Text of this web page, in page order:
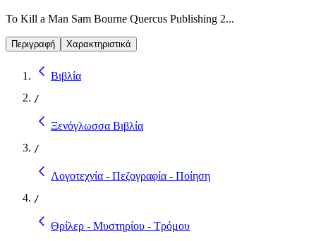
To Kill a Man Sam Bourne Quercus Publishing 2...
Περιγραφή Χαρακτηριστικά
Βιβλία
/
Ξενόγλωσσα Βιβλία
/
Λογοτεχνία - Πεζογραφία - Ποίηση
/
Θρίλερ - Μυστηρίου - Τρόμου